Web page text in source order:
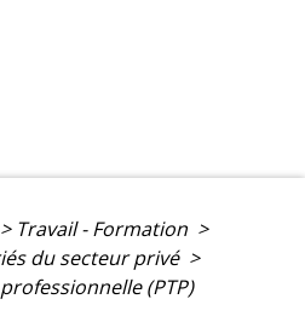
> Travail - Formation >
du secteur privé >
(PTP)